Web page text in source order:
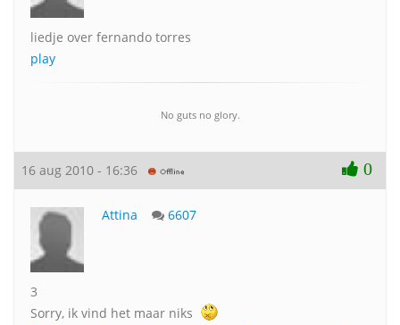
liedje over fernando torres
play
No guts no glory.
16 aug 2010 - 16:36 0
Attina 6607
3
Sorry, ik vind het maar niks